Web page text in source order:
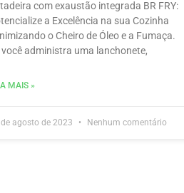
com exaustão integrada BR FRY:
a Excelência na sua Cozinha
o Cheiro de Óleo e a Fumaça.
você administra uma lanchonete,
MAIS »
agosto de 2023 Nenhum comentário